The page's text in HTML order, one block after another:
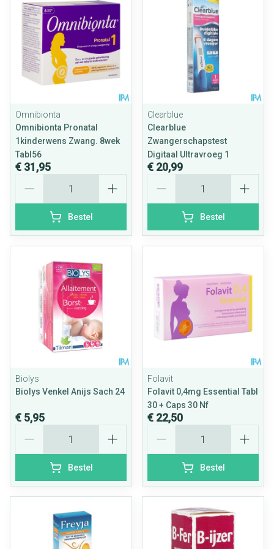
Omnibionta
Omnibionta Pronatal
1kinderwens Zwang. 8wek
Tabl56
€ 31,95
Bestel
Clearblue
Clearblue
Zwangerschapstest
Digitaal Ultravroeg 1
€ 20,99
Bestel
Biolys
Biolys Venkel Anijs Sach 24
€ 5,95
Bestel
Folavit
Folavit 0,4mg Essential Tabl
30 + Caps 30 Nf
€ 22,50
Bestel